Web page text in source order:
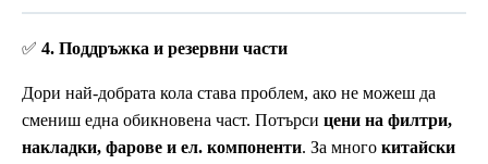
✅ 4. Поддръжка и резервни части
Дори най-добрата кола става проблем, ако не можеш да
смениш една обикновена част. Потърси цени на филтри,
накладки, фарове и ел. компоненти. За много китайски